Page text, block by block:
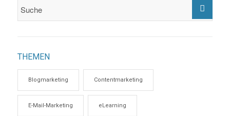
THEMEN
Blogmarketing Contentmarketing
E-Mail-Marketing eLearning